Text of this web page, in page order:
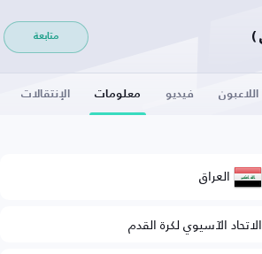
متابعة
اللاعبون فيديو معلومات الإنتقالات
العراق
الاتحاد الآسيوي لكرة القدم